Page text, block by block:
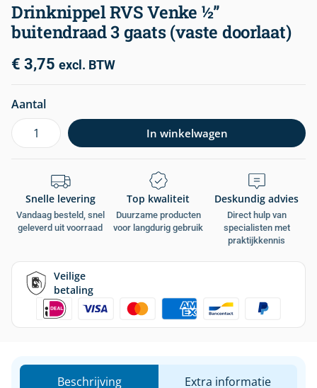
Drinknippel RVS Venke ½”
buitendraad 3 gaats (vaste doorlaat)
€ 3,75 excl. BTW
Aantal
In winkelwagen
Snelle levering
Vandaag besteld, snel
geleverd uit voorraad
Top kwaliteit
Duurzame producten
voor langdurig gebruik
Deskundig advies
Direct hulp van
specialisten met
praktijkkennis
Veilige
betaling
Beschrijving Extra informatie